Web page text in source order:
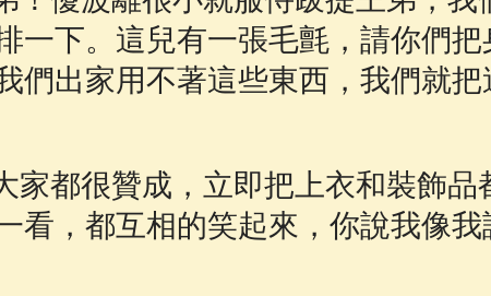
一下。這兒有一張毛氈，請你們
們出家用不著這些東西，我們就
都很贊成，立即把上衣和裝飾品
看，都互相的笑起來，你說我像